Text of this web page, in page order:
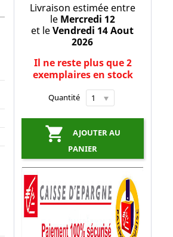
Livraison estimée entre
le Mercredi 12
et leVendredi 14 Aout
2026
Il ne reste plus que 2
exemplaires en stock
Quantité

AJOUTER AU
PANIER